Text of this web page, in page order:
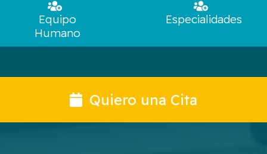
Equipo
Humano
Especialidades
Quiero una Cita